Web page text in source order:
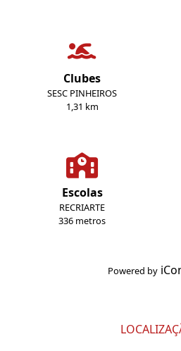
Clubes
SESC PINHEIROS
1,31 km
Escolas
RECRIARTE
336 metros
Powered by